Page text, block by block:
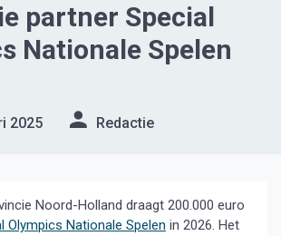
partner Special
Nationale Spelen
2025 Redactie
Noord-Holland draagt 200.000 euro
Olympics Nationale Spelen in 2026. Het